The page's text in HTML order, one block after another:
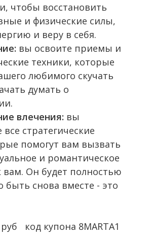
чтобы восстановить
и физические силы,
и веру в себя.
вы освоите приемы и
техники, которые
любимого скучать
думать о
влечения: вы
стратегические
помогут вам вызвать
и романтическое
вам. Он будет полностью
быть снова вместе - это
руб код купона 8MARTA1